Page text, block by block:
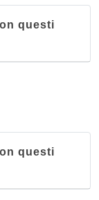
questi
questi